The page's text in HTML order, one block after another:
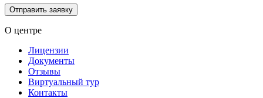
Отправить заявку
О центре
Лицензии
Документы
Отзывы
Виртуальный тур
Контакты